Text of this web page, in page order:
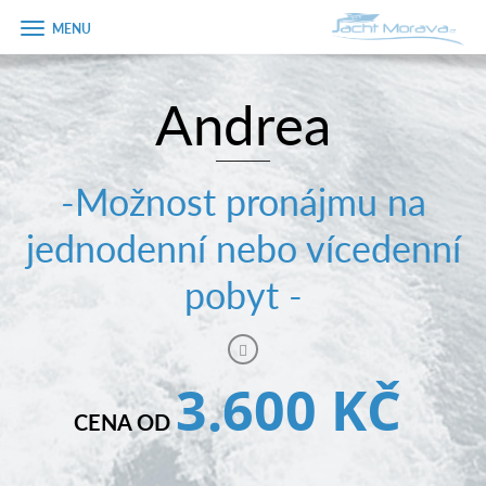
Úvodní strana
Pronájem a ceník
Plán plavby
Tipy na výlet
PRODEJ LODÍ
Zobrazit
menu
Andrea
-Možnost pronájmu na
jednodenní nebo vícedenní
pobyt -
CENA OD3.600 KČ